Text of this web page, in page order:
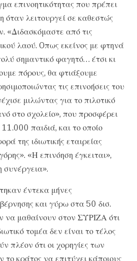
επινοητικότητας που πρέπει
όταν λειτουργεί σε καθεστώς
«Διδασκόμαστε από τις
λαού. Oπως εκείνος με φτηνά
σημαντικό φαγητό… έτσι κι
πόρους, θα φτιάξουμε
τις επινοήσεις του
μιλώντας για το πιλοτικό
στο σχολείο», που προσφέρει
παιδιά, και το οποίο
της ιδιωτικής εταιρείας
«Η επινόηση έγκειται»,
συνέργεια».
έντεκα μήνες
και γύρω στα 50 δισ.
να μαθαίνουν στον ΣΥΡΙΖΑ ότι
τομέα δεν είναι το τέλος
πλέον ότι οι χορηγίες των
το κράτος να επιτύχει κάποιους